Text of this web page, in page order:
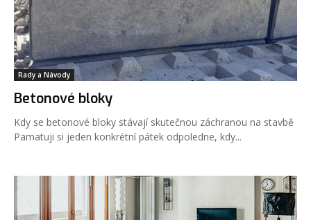
Rady a Návody
Betonové bloky
Kdy se betonové bloky stávají skutečnou záchranou na stavbě
Pamatuji si jeden konkrétní pátek odpoledne, kdy...